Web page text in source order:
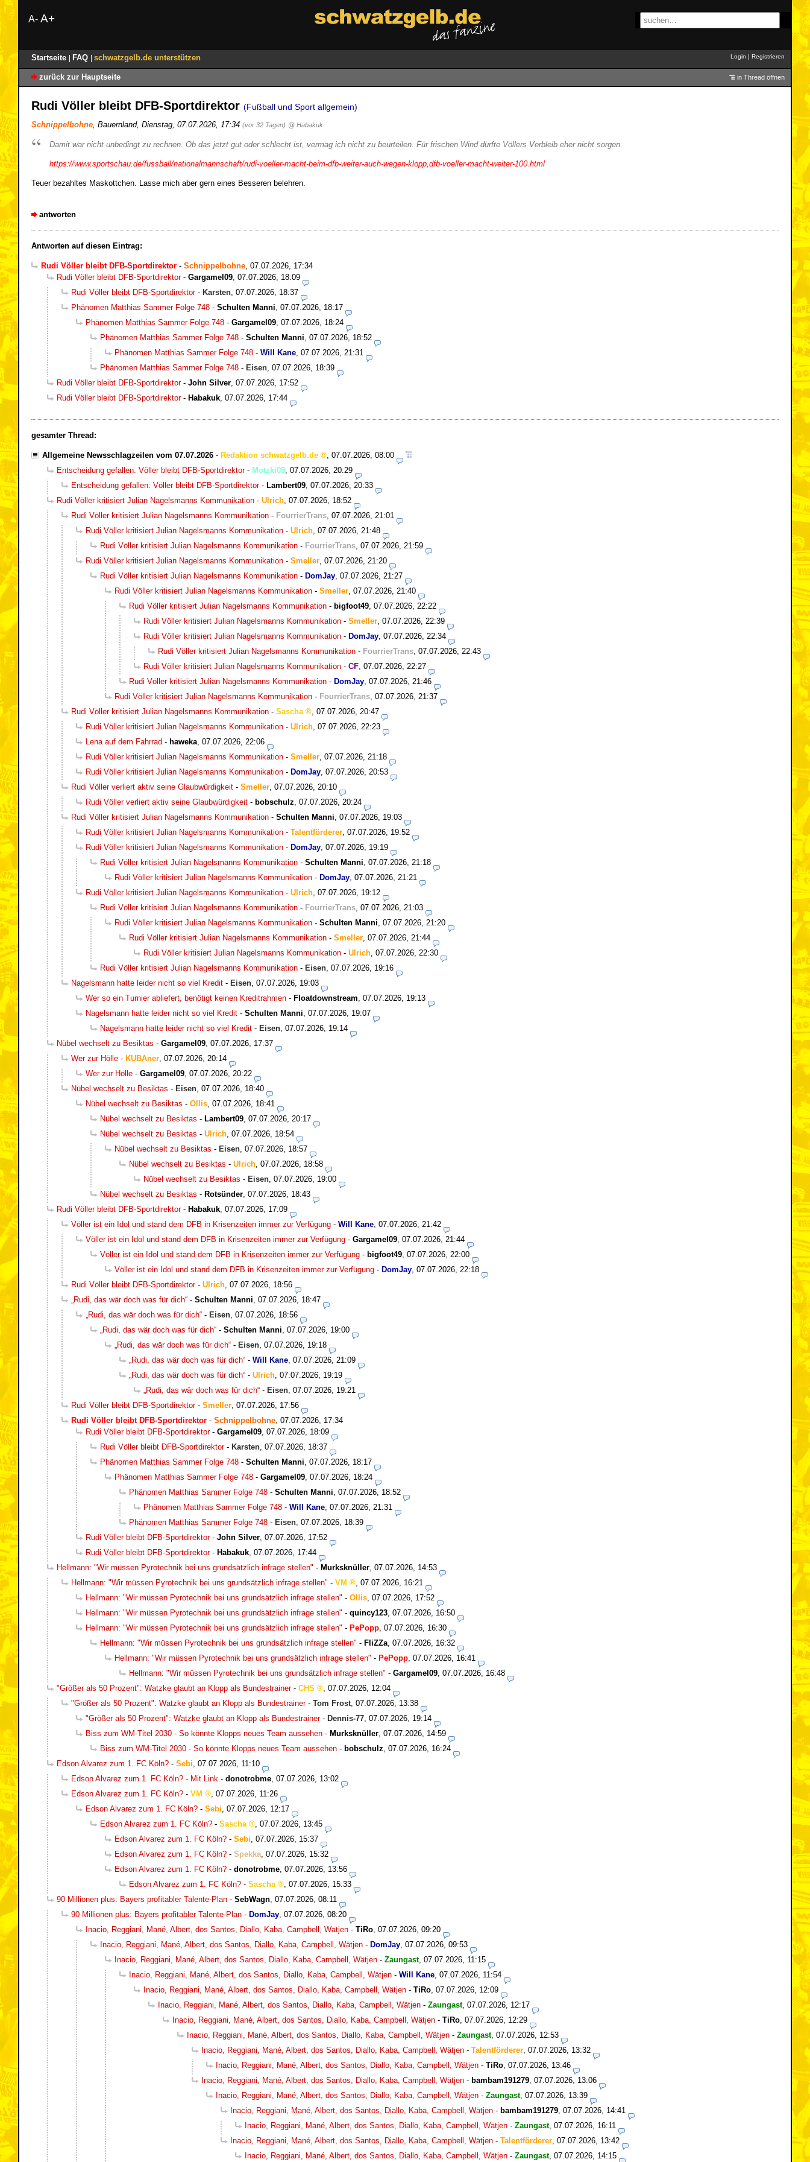
A- A+
Startseite FAQ schwatzgelb.de unterstützen Login | Registrieren
zurück zur Hauptseite in Thread öffnen
Rudi Völler bleibt DFB-Sportdirektor (Fußball und Sport allgemein)
Schnippelbohne Bauernland, Dienstag, 07.07.2026, 17:34 (vor 32 Tagen) @ Habakuk
Damit war nicht unbedingt zu rechnen. Ob das jetzt gut oder schlecht ist, vermag ich nicht zu beurteilen. Für frischen Wind dürfte Völlers Verbleib eher nicht sorgen.
https://www.sportschau.de/fussball/nationalmannschaft/rudi-voeller-macht-beim-dfb-weiter-auch-wegen-klopp,dfb-voeller-macht-weiter-100.html
Teuer bezahltes Maskottchen. Lasse mich aber gern eines Besseren belehren.
antworten
Antworten auf diesen Eintrag:
Rudi Völler bleibt DFB-Sportdirektor - Schnippelbohne, 07.07.2026, 17:34
Rudi Völler bleibt DFB-Sportdirektor- Gargamel09, 07.07.2026, 18:09
Rudi Völler bleibt DFB-Sportdirektor- Karsten, 07.07.2026, 18:37
Phänomen Matthias Sammer Folge 748 - Schulten Manni, 07.07.2026, 18:17
Phänomen Matthias Sammer Folge 748 - Gargamel09, 07.07.2026, 18:24
Phänomen Matthias Sammer Folge 748 - Schulten Manni, 07.07.2026, 18:52
Phänomen Matthias Sammer Folge 748 - Will Kane, 07.07.2026, 21:31
Phänomen Matthias Sammer Folge 748 - Eisen, 07.07.2026, 18:39
Rudi Völler bleibt DFB-Sportdirektor- John Silver, 07.07.2026, 17:52
Rudi Völler bleibt DFB-Sportdirektor- Habakuk, 07.07.2026, 17:44
gesamter Thread:
Allgemeine Newsschlagzeilen vom 07.07.2026 - Redaktion schwatzgelb.de
07.07.2026, 08:00
Entscheidung gefallen: Völler bleibt DFB-Sportdirektor- Motzki09 07.07.2026, 20:29
Entscheidung gefallen: Völler bleibt DFB-Sportdirektor- Lambert09 07.07.2026, 20:33
Rudi Völler kritisiert Julian Nagelsmanns Kommunikation - Ulrich 07.07.2026, 18:52
Rudi Völler kritisiert Julian Nagelsmanns Kommunikation - FourrierTrans 07.07.2026, 21:01
Rudi Völler kritisiert Julian Nagelsmanns Kommunikation - Ulrich 07.07.2026, 21:48
Rudi Völler kritisiert Julian Nagelsmanns Kommunikation - FourrierTrans 07.07.2026, 21:59
Rudi Völler kritisiert Julian Nagelsmanns Kommunikation - Smeller 07.07.2026, 21:20
Rudi Völler kritisiert Julian Nagelsmanns Kommunikation - DomJay 07.07.2026, 21:27
Rudi Völler kritisiert Julian Nagelsmanns Kommunikation - Smeller 07.07.2026, 21:40
Rudi Völler kritisiert Julian Nagelsmanns Kommunikation - bigfoot49 07.07.2026, 22:22
Rudi Völler kritisiert Julian Nagelsmanns Kommunikation - Smeller 07.07.2026, 22:39
Rudi Völler kritisiert Julian Nagelsmanns Kommunikation - DomJay 07.07.2026, 22:34
Rudi Völler kritisiert Julian Nagelsmanns Kommunikation - FourrierTrans 07.07.2026, 22:43
Rudi Völler kritisiert Julian Nagelsmanns Kommunikation - CF 07.07.2026, 22:27
Rudi Völler kritisiert Julian Nagelsmanns Kommunikation - DomJay 07.07.2026, 21:46
Rudi Völler kritisiert Julian Nagelsmanns Kommunikation - FourrierTrans 07.07.2026, 21:37
Rudi Völler kritisiert Julian Nagelsmanns Kommunikation - Sascha
07.07.2026, 20:47
Rudi Völler kritisiert Julian Nagelsmanns Kommunikation - Ulrich 07.07.2026, 22:23
Lena auf dem Fahrrad - haweka 07.07.2026, 22:06
Rudi Völler kritisiert Julian Nagelsmanns Kommunikation - Smeller 07.07.2026, 21:18
Rudi Völler kritisiert Julian Nagelsmanns Kommunikation - DomJay 07.07.2026, 20:53
Rudi Völler verliert aktiv seine Glaubwürdigkeit - Smeller 07.07.2026, 20:10
Rudi Völler verliert aktiv seine Glaubwürdigkeit - bobschulz 07.07.2026, 20:24
Rudi Völler kritisiert Julian Nagelsmanns Kommunikation - Schulten Manni 07.07.2026, 19:03
Rudi Völler kritisiert Julian Nagelsmanns Kommunikation - Talentförderer 07.07.2026, 19:52
Rudi Völler kritisiert Julian Nagelsmanns Kommunikation - DomJay 07.07.2026, 19:19
Rudi Völler kritisiert Julian Nagelsmanns Kommunikation - Schulten Manni 07.07.2026, 21:18
Rudi Völler kritisiert Julian Nagelsmanns Kommunikation - DomJay 07.07.2026, 21:21
Rudi Völler kritisiert Julian Nagelsmanns Kommunikation - Ulrich 07.07.2026, 19:12
Rudi Völler kritisiert Julian Nagelsmanns Kommunikation - FourrierTrans 07.07.2026, 21:03
Rudi Völler kritisiert Julian Nagelsmanns Kommunikation - Schulten Manni 07.07.2026, 21:20
Rudi Völler kritisiert Julian Nagelsmanns Kommunikation - Smeller 07.07.2026, 21:44
Rudi Völler kritisiert Julian Nagelsmanns Kommunikation - Ulrich 07.07.2026, 22:30
Rudi Völler kritisiert Julian Nagelsmanns Kommunikation - Eisen 07.07.2026, 19:16
Nagelsmann hatte leider nicht so viel Kredit - Eisen 07.07.2026, 19:03
Wer so ein Turnier abliefert, benötigt keinen Kreditrahmen - Floatdownstream 07.07.2026, 19:13
Nagelsmann hatte leider nicht so viel Kredit - Schulten Manni 07.07.2026, 19:07
Nagelsmann hatte leider nicht so viel Kredit - Eisen 07.07.2026, 19:14
Nübel wechselt zu Besiktas - Gargamel09 07.07.2026, 17:37
Wer zur Hölle - KUBAner 07.07.2026, 20:14
Wer zur Hölle - Gargamel09 07.07.2026, 20:22
Nübel wechselt zu Besiktas - Eisen 07.07.2026, 18:40
Nübel wechselt zu Besiktas - Ollis 07.07.2026, 18:41
Nübel wechselt zu Besiktas - Lambert09 07.07.2026, 20:17
Nübel wechselt zu Besiktas - Ulrich 07.07.2026, 18:54
Nübel wechselt zu Besiktas - Eisen 07.07.2026, 18:57
Nübel wechselt zu Besiktas - Ulrich 07.07.2026, 18:58
Nübel wechselt zu Besiktas - Eisen 07.07.2026, 19:00
Nübel wechselt zu Besiktas - Rotsünder 07.07.2026, 18:43
Rudi Völler bleibt DFB-Sportdirektor- Habakuk 07.07.2026, 17:09
Völler ist ein Idol und stand dem DFB in Krisenzeiten immer zur Verfügung - Will Kane 07.07.2026, 21:42
Völler ist ein Idol und stand dem DFB in Krisenzeiten immer zur Verfügung - Gargamel09 07.07.2026, 21:44
Völler ist ein Idol und stand dem DFB in Krisenzeiten immer zur Verfügung - bigfoot49 07.07.2026, 22:00
Völler ist ein Idol und stand dem DFB in Krisenzeiten immer zur Verfügung - DomJay 07.07.2026, 22:18
Rudi Völler bleibt DFB-Sportdirektor- Ulrich 07.07.2026, 18:56
„Rudi, das wär doch was für dich“ - Schulten Manni 07.07.2026, 18:47
„Rudi, das wär doch was für dich“ - Eisen 07.07.2026, 18:56
„Rudi, das wär doch was für dich“ - Schulten Manni 07.07.2026, 19:00
„Rudi, das wär doch was für dich“ - Eisen 07.07.2026, 19:18
„Rudi, das wär doch was für dich“ - Will Kane 07.07.2026, 21:09
„Rudi, das wär doch was für dich“ - Ulrich 07.07.2026, 19:19
„Rudi, das wär doch was für dich“ - Eisen 07.07.2026, 19:21
Rudi Völler bleibt DFB-Sportdirektor- Smeller 07.07.2026, 17:56
Rudi Völler bleibt DFB-Sportdirektor - Schnippelbohne 07.07.2026, 17:34
Rudi Völler bleibt DFB-Sportdirektor- Gargamel09 07.07.2026, 18:09
Rudi Völler bleibt DFB-Sportdirektor- Karsten 07.07.2026, 18:37
Phänomen Matthias Sammer Folge 748 - Schulten Manni 07.07.2026, 18:17
Phänomen Matthias Sammer Folge 748 - Gargamel09 07.07.2026, 18:24
Phänomen Matthias Sammer Folge 748 - Schulten Manni 07.07.2026, 18:52
Phänomen Matthias Sammer Folge 748 - Will Kane 07.07.2026, 21:31
Phänomen Matthias Sammer Folge 748 - Eisen 07.07.2026, 18:39
Rudi Völler bleibt DFB-Sportdirektor- John Silver 07.07.2026, 17:52
Rudi Völler bleibt DFB-Sportdirektor- Habakuk 07.07.2026, 17:44
Hellmann: "Wir müssen Pyrotechnik bei uns grundsätzlich infrage stellen" - Murksknüller 07.07.2026, 14:53
Hellmann: "Wir müssen Pyrotechnik bei uns grundsätzlich infrage stellen" - VM
07.07.2026, 16:21
Hellmann: "Wir müssen Pyrotechnik bei uns grundsätzlich infrage stellen" - Ollis 07.07.2026, 17:52
Hellmann: "Wir müssen Pyrotechnik bei uns grundsätzlich infrage stellen" - quincy123 07.07.2026, 16:50
Hellmann: "Wir müssen Pyrotechnik bei uns grundsätzlich infrage stellen" - PePopp 07.07.2026, 16:30
Hellmann: "Wir müssen Pyrotechnik bei uns grundsätzlich infrage stellen" - FliZZa 07.07.2026, 16:32
Hellmann: "Wir müssen Pyrotechnik bei uns grundsätzlich infrage stellen" - PePopp 07.07.2026, 16:41
Hellmann: "Wir müssen Pyrotechnik bei uns grundsätzlich infrage stellen" - Gargamel09 07.07.2026, 16:48
"Größer als 50 Prozent": Watzke glaubt an Klopp als Bundestrainer- CHS
07.07.2026, 12:04
"Größer als 50 Prozent": Watzke glaubt an Klopp als Bundestrainer- Tom Frost 07.07.2026, 13:38
"Größer als 50 Prozent": Watzke glaubt an Klopp als Bundestrainer- Dennis-77 07.07.2026, 19:14
Biss zum WM-Titel 2030 - So könnte Klopps neues Team aussehen - Murksknüller 07.07.2026, 14:59
Biss zum WM-Titel 2030 - So könnte Klopps neues Team aussehen - bobschulz 07.07.2026, 16:24
Edson Alvarez zum 1. FC Köln? - Sebi 07.07.2026, 11:10
Edson Alvarez zum 1. FC Köln? - Mit Link - donotrobme 07.07.2026, 13:02
Edson Alvarez zum 1. FC Köln? - VM
07.07.2026, 11:26
Edson Alvarez zum 1. FC Köln? - Sebi 07.07.2026, 12:17
Edson Alvarez zum 1. FC Köln? - Sascha
07.07.2026, 13:45
Edson Alvarez zum 1. FC Köln? - Sebi 07.07.2026, 15:37
Edson Alvarez zum 1. FC Köln? - Spekka 07.07.2026, 15:32
Edson Alvarez zum 1. FC Köln? - donotrobme 07.07.2026, 13:56
Edson Alvarez zum 1. FC Köln? - Sascha
07.07.2026, 15:33
90 Millionen plus: Bayers profitabler Talente-Plan - SebWagn 07.07.2026, 08:11
90 Millionen plus: Bayers profitabler Talente-Plan - DomJay 07.07.2026, 08:20
Inacio, Reggiani, Mané, Albert, dos Santos, Diallo, Kaba, Campbell, Wätjen - TiRo 07.07.2026, 09:20
Inacio, Reggiani, Mané, Albert, dos Santos, Diallo, Kaba, Campbell, Wätjen - DomJay 07.07.2026, 09:53
Inacio, Reggiani, Mané, Albert, dos Santos, Diallo, Kaba, Campbell, Wätjen - Zaungast, 07.07.2026, 11:15
Inacio, Reggiani, Mané, Albert, dos Santos, Diallo, Kaba, Campbell, Wätjen - Will Kane 07.07.2026, 11:54
Inacio, Reggiani, Mané, Albert, dos Santos, Diallo, Kaba, Campbell, Wätjen - TiRo 07.07.2026, 12:09
Inacio, Reggiani, Mané, Albert, dos Santos, Diallo, Kaba, Campbell, Wätjen - Zaungast, 07.07.2026, 12:17
Inacio, Reggiani, Mané, Albert, dos Santos, Diallo, Kaba, Campbell, Wätjen - TiRo 07.07.2026, 12:29
Inacio, Reggiani, Mané, Albert, dos Santos, Diallo, Kaba, Campbell, Wätjen - Zaungast, 07.07.2026, 12:53
Inacio, Reggiani, Mané, Albert, dos Santos, Diallo, Kaba, Campbell, Wätjen - Talentförderer 07.07.2026, 13:32
Inacio, Reggiani, Mané, Albert, dos Santos, Diallo, Kaba, Campbell, Wätjen - TiRo 07.07.2026, 13:46
Inacio, Reggiani, Mané, Albert, dos Santos, Diallo, Kaba, Campbell, Wätjen - bambam191279 07.07.2026, 13:06
Inacio, Reggiani, Mané, Albert, dos Santos, Diallo, Kaba, Campbell, Wätjen - Zaungast, 07.07.2026, 13:39
Inacio, Reggiani, Mané, Albert, dos Santos, Diallo, Kaba, Campbell, Wätjen - bambam191279 07.07.2026, 14:41
Inacio, Reggiani, Mané, Albert, dos Santos, Diallo, Kaba, Campbell, Wätjen - Zaungast, 07.07.2026, 16:11
Inacio, Reggiani, Mané, Albert, dos Santos, Diallo, Kaba, Campbell, Wätjen - Talentförderer 07.07.2026, 13:42
Inacio, Reggiani, Mané, Albert, dos Santos, Diallo, Kaba, Campbell, Wätjen - Zaungast, 07.07.2026, 14:15